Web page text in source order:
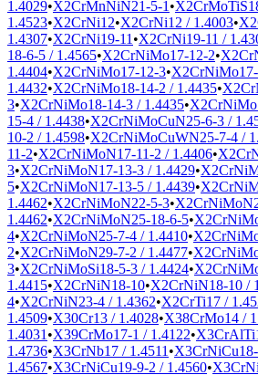
1.4029•X2CrMnNiN21-5-1•
1.4523•X2CrNi12•X2CrNi12 / 1.4003•
1.4307•X2CrNi19-11•X2CrNi19-11 /
18-6-5 / 1.4565•X2CrNiMo17-12-2•
1.4404•X2CrNiMo17-12-3•
1.4432•X2CrNiMo18-14-2 / 1.4435•
3•X2CrNiMo18-14-3 / 1.4435•
15-4 / 1.4438•X2CrNiMoCuN25-6-3 /
10-2 / 1.4598•X2CrNiMoCuWN25-7-4 /
11-2•X2CrNiMoN17-11-2 / 1.4406•
3•X2CrNiMoN17-13-3 / 1.4429•
5•X2CrNiMoN17-13-5 / 1.4439•
1.4462•X2CrNiMoN22-5-3•
1.4462•X2CrNiMoN25-18-6-5•
4•X2CrNiMoN25-7-4 / 1.4410•
2•X2CrNiMoN29-7-2 / 1.4477•
3•X2CrNiMoSi18-5-3 / 1.4424•
1.4415•X2CrNiN18-10•X2CrNiN18-10 /
4•X2CrNiN23-4 / 1.4362•X2CrTi17 /
1.4509•X30Cr13 / 1.4028•X38CrMo14 /
1.4031•X39CrMo17-1 / 1.4122•
1.4736•X3CrNb17 / 1.4511•
1.4567•X3CrNiCu19-9-2 / 1.4560•